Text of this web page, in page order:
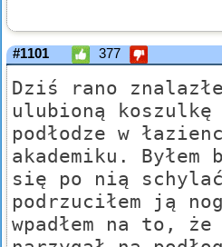
#1101 377
Dziś rano
ulubioną koszulkę
podłodze w
akademiku.
się po nią
podrzuciłem ją
wpadłem na to,